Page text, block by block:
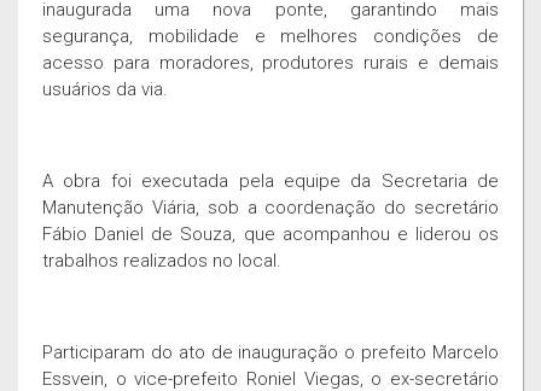
inaugurada uma nova ponte, garantindo mais
segurança, mobilidade e melhores condições de
acesso para moradores, produtores rurais e demais
usuários da via.
A obra foi executada pela equipe da Secretaria de
Manutenção Viária, sob a coordenação do secretário
Fábio Daniel de Souza, que acompanhou e liderou os
trabalhos realizados no local.
Participaram do ato de inauguração o prefeito Marcelo
Essvein, o vice-prefeito Roniel Viegas, o ex-secretário